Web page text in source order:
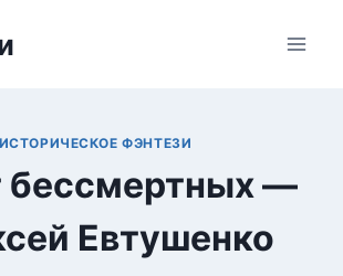
ИСТОРИЧЕСКОЕ ФЭНТЕЗИ
бессмертных —
Евтушенко